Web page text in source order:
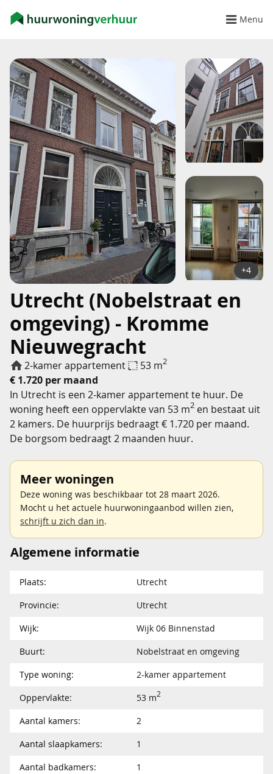
Menu
Utrecht (Nobelstraat en
omgeving) - Kromme
Nieuwegracht
2-kamer appartement 53 m2
€ 1.720 per maand
+4
In Utrecht is een 2-kamer appartement te huur. De
woning heeft een oppervlakte van 53 m2 en bestaat uit
2 kamers. De huurprijs bedraagt € 1.720 per maand.
De borgsom bedraagt 2 maanden huur.
Meer woningen
Deze woning was beschikbaar tot 28 maart 2026.
Mocht u het actuele huurwoningaanbod willen zien,
schrijft u zich dan in.
Algemene informatie
Plaats:
Utrecht
Provincie:
Utrecht
Wijk:
Wijk 06 Binnenstad
Buurt:
Nobelstraat en omgeving
Type woning:
2-kamer appartement
Oppervlakte:
53 m2
Aantal kamers:
2
Aantal slaapkamers:
1
Aantal badkamers:
1